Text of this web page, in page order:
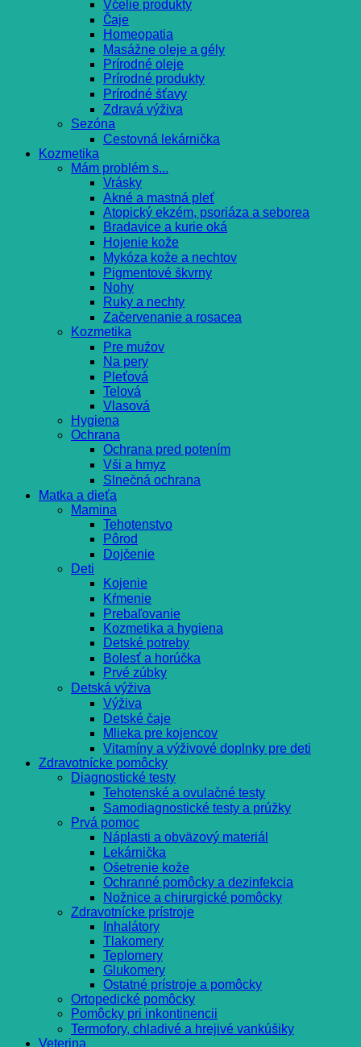
Včelie produkty
Čaje
Homeopatia
Masážne oleje a gély
Prírodné oleje
Prírodné produkty
Prírodné šťavy
Zdravá výživa
Sezóna
Cestovná lekárnička
Kozmetika
Mám problém s...
Vrásky
Akné a mastná pleť
Atopický ekzém, psoriáza a seborea
Bradavice a kurie oká
Hojenie kože
Mykóza kože a nechtov
Pigmentové škvrny
Nohy
Ruky a nechty
Začervenanie a rosacea
Kozmetika
Pre mužov
Na pery
Pleťová
Telová
Vlasová
Hygiena
Ochrana
Ochrana pred potením
Vši a hmyz
Slnečná ochrana
Matka a dieťa
Mamina
Tehotenstvo
Pôrod
Dojčenie
Deti
Kojenie
Kŕmenie
Prebaľovanie
Kozmetika a hygiena
Detské potreby
Bolesť a horúčka
Prvé zúbky
Detská výživa
Výživa
Detské čaje
Mlieka pre kojencov
Vitamíny a výživové doplnky pre deti
Zdravotnícke pomôcky
Diagnostické testy
Tehotenské a ovulačné testy
Samodiagnostické testy a prúžky
Prvá pomoc
Náplasti a obväzový materiál
Lekárnička
Ošetrenie kože
Ochranné pomôcky a dezinfekcia
Nožnice a chirurgické pomôcky
Zdravotnícke prístroje
Inhalátory
Tlakomery
Teplomery
Glukomery
Ostatné prístroje a pomôcky
Ortopedické pomôcky
Pomôcky pri inkontinencii
Termofory, chladivé a hrejivé vankúšiky
Veterina